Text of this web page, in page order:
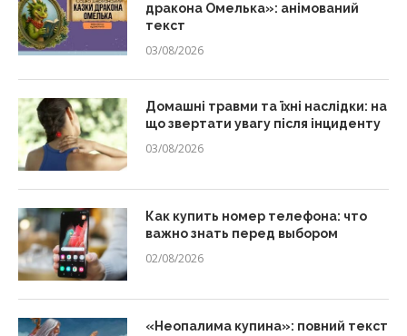
дракона Омелька»: анімований
текст
03/08/2026
Домашні травми та їхні наслідки: на
що звертати увагу після інциденту
03/08/2026
Как купить номер телефона: что
важно знать перед выбором
02/08/2026
«Неопалима купина»: повний текст